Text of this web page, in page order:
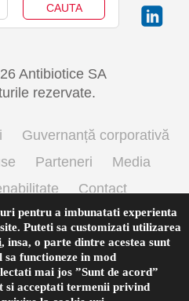
Antibiotice SA
rezervate.
Guvernanță corporativă
Parteneri
Media
Contact
Politica cookie
cu caracter personal
pentru a imbunatati experienta
Puteti sa customizati utilizarea
, insa, o parte dintre acestea sunt
sa functioneze in mod
mai jos ”Sunt de acord”
si acceptati termenii privind